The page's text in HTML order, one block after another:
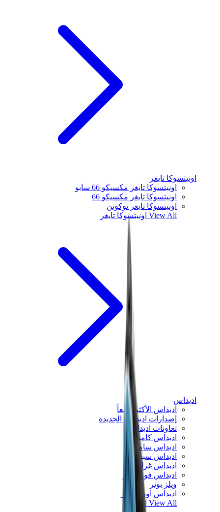
اونيتسوكا تايغر
اونيتسوكا تايغر مكسيكو 66 سابو
اونيتسوكا تايغر مكسيكو 66
اونيتسوكا تايغر توكوتن
View All اونيتسوكا تايغر
اديداس
اديداس الأكثر مبيعاً
إصدارات اديداس الجديدة
تعاونات اديداس
اديداس كامبوس
اديداس سامبا
اديداس سبيزيال
اديداس غزال
اديداس فوروم لو
ويلز بونر
اديداس اوريجينالز
View All اديداس